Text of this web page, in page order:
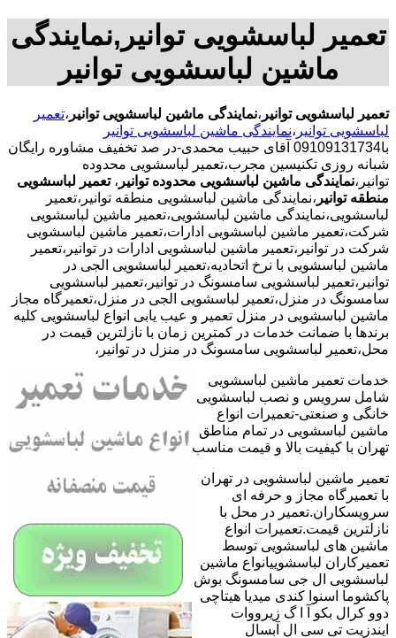
تعمیر لباسشویی توانیر,نمایندگی
ماشین لباسشویی توانیر
تعمیر لباسشویی توانیر ،نمایندگی ماشین لباسشویی توانیر ،تعمیر
لباسشویی توانیر ،نمایندگی ماشین لباسشویی توانیر
با09109131734 آقای حبیب محمدی-در صد تخفیف مشاوره رایگان
شبانه روزی تکنیسین مجرب،تعمیر لباسشویی محدوده
توانیر،نمایندگی ماشین لباسشویی محدوده توانیر ، تعمیر لباسشویی
منطقه توانیر ،نمایندگی ماشین لباسشویی منطقه توانیر،تعمیر
لباسشویی،نمایندگی ماشین لباسشویی،تعمیر ماشین لباسشویی
شرکت،تعمیر ماشین لباسشویی ادارات،تعمیر ماشین لباسشویی
شرکت در توانیر،تعمیر ماشین لباسشویی ادارات در توانیر،تعمیر
ماشین لباسشویی با نرخ اتحادیه،تعمیر لباسشویی الجی در
توانیر،تعمیر لباسشویی سامسونگ در توانیر،تعمیر لباسشویی
سامسونگ در منزل،تعمیر لباسشویی الجی در منزل،تعمیرگاه مجاز
ماشین لباسشویی در منزل تعمیر و عیب یابی انواع لباسشویی کلیه
برندها با ضمانت خدمات در کمترین زمان با نازلترین قیمت در
محل،تعمیر لباسشویی سامسونگ در منزل در توانیر،
خدمات تعمیر ماشین لباسشویی
شامل سرویس و نصب لباسشویی
خانگی و صنعتی-تعمیرات انواع
ماشین لباسشویی در تمام مناطق
تهران با کیفیت بالا و قیمت مناسب
تعمیر ماشین لباسشویی در تهران
با تعمیرگاه مجاز و حرفه ای
سرویسکاران.تعمیر در محل با
نازلترین قیمت.تعمیرات انواع
ماشین های لباسشویی توسط
تعمیرکاران لباسشوییانواع ماشین
لباسشویی ال جی سامسونگ بوش
پاکشوما اسنوا کندی میدیا هیتاچی
دوو کرال بکو آ ا گ زیرووات
ایندزیت تی سی ال آبسال